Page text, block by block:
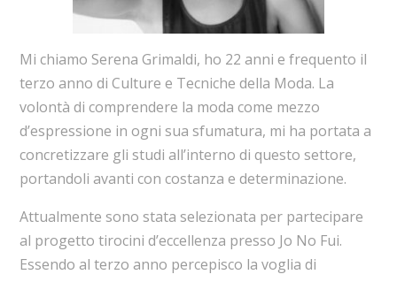
Mi chiamo Serena Grimaldi, ho 22 anni e frequento il
terzo anno di Culture e Tecniche della Moda. La
volontà di comprendere la moda come mezzo
d’espressione in ogni sua sfumatura, mi ha portata a
concretizzare gli studi all’interno di questo settore,
portandoli avanti con costanza e determinazione.
Attualmente sono stata selezionata per partecipare
al progetto tirocini d’eccellenza presso Jo No Fui.
Essendo al terzo anno percepisco la voglia di